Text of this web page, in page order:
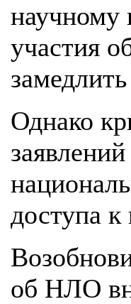
научному
участия
Однако
доступа
об НЛО